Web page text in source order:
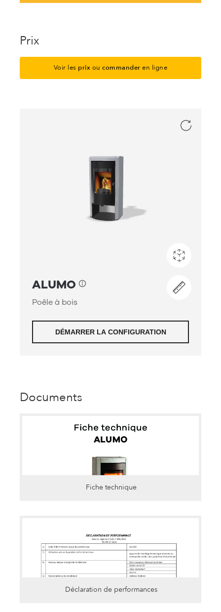
Prix
Voir les prix oucommander en ligne
Documents
Fiche technique
Déclaration de performances